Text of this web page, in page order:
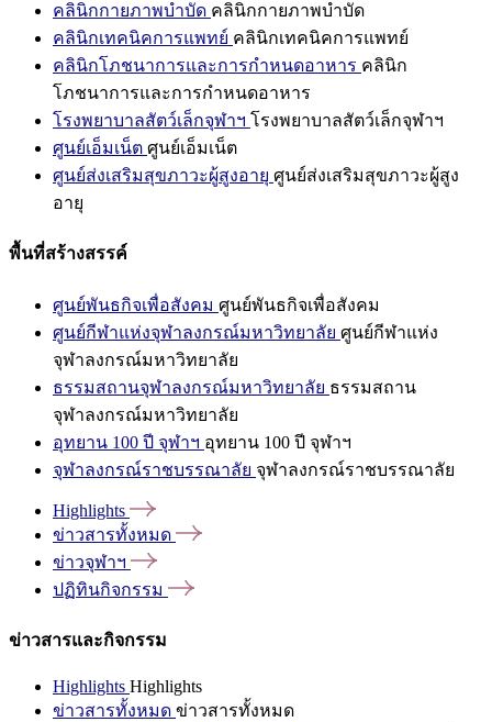
คลินิกกายภาพบำบัด คลินิกกายภาพบำบัด
คลินิกเทคนิคการแพทย์ คลินิกเทคนิคการแพทย์
คลินิกโภชนาการและการกำหนดอาหาร คลินิก
โภชนาการและการกำหนดอาหาร
โรงพยาบาลสัตว์เล็กจุฬาฯ โรงพยาบาลสัตว์เล็กจุฬาฯ
ศูนย์เอ็มเน็ต ศูนย์เอ็มเน็ต
ศูนย์ส่งเสริมสุขภาวะผู้สูงอายุ ศูนย์ส่งเสริมสุขภาวะผู้สูง
อายุ
พื้นที่สร้างสรรค์
ศูนย์พันธกิจเพื่อสังคม ศูนย์พันธกิจเพื่อสังคม
ศูนย์กีฬาแห่งจุฬาลงกรณ์มหาวิทยาลัย ศูนย์กีฬาแห่ง
จุฬาลงกรณ์มหาวิทยาลัย
ธรรมสถานจุฬาลงกรณ์มหาวิทยาลัย ธรรมสถาน
จุฬาลงกรณ์มหาวิทยาลัย
อุทยาน 100 ปี จุฬาฯ อุทยาน 100 ปี จุฬาฯ
จุฬาลงกรณ์ราชบรรณาลัย จุฬาลงกรณ์ราชบรรณาลัย
Highlights
ข่าวสารทั้งหมด
ข่าวจุฬาฯ
ปฏิทินกิจกรรม
ข่าวสารและกิจกรรม
Highlights Highlights
ข่าวสารทั้งหมด ข่าวสารทั้งหมด